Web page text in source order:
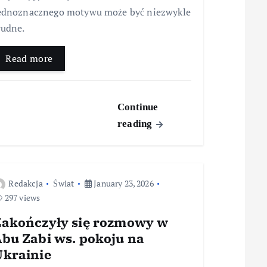
motywu może być niezwykle
Read more
Continue
reading
Redakcja Świat
January 23, 2026
297 views
się rozmowy w
Zabi ws. pokoju na